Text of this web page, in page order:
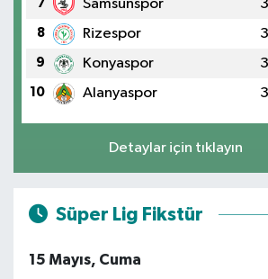
7 Samsunspor
8 Rizespor
9 Konyaspor
10 Alanyaspor
Detaylar için tıklayın
Süper Lig Fikstür
15 Mayıs, Cuma